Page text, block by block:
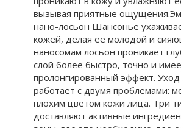
вызывая приятные
нано-лосьон Шансонье
кожей, делая её молодой и
наносомам лосьон проникает
слой более быстро, точно и
пролонгированный эффект.
работает с двумя проблемами:
плохим цветом кожи лица. Три
доставляют активные